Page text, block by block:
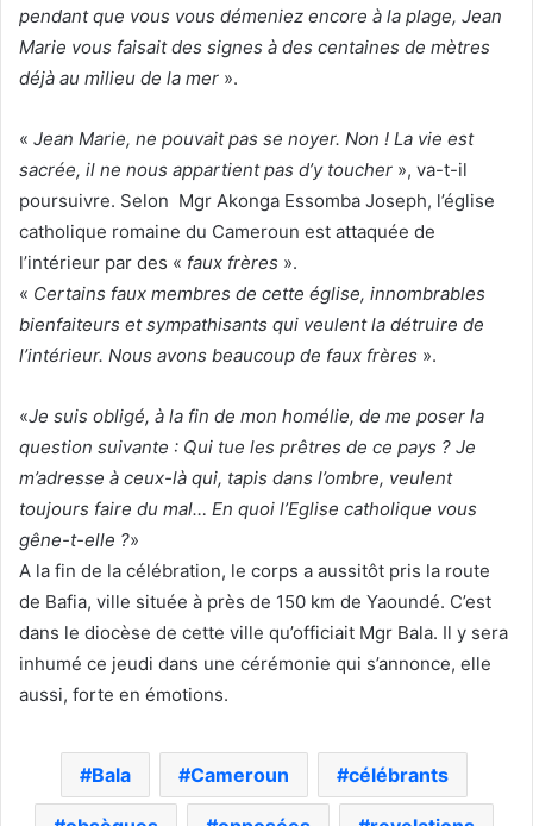
pendant que vous vous démeniez encore à la plage, Jean
Marie vous faisait des signes à des centaines de mètres
déjà au milieu de la mer ».
« Jean Marie, ne pouvait pas se noyer. Non ! La vie est
sacrée, il ne nous appartient pas d’y toucher », va-t-il
poursuivre. Selon Mgr Akonga Essomba Joseph, l’église
catholique romaine du Cameroun est attaquée de
l’intérieur par des « faux frères ».
« Certains faux membres de cette église, innombrables
bienfaiteurs et sympathisants qui veulent la détruire de
l’intérieur. Nous avons beaucoup de faux frères ».
«Je suis obligé, à la fin de mon homélie, de me poser la
question suivante : Qui tue les prêtres de ce pays ? Je
m’adresse à ceux-là qui, tapis dans l’ombre, veulent
toujours faire du mal… En quoi l’Eglise catholique vous
gêne-t-elle ?»
A la fin de la célébration, le corps a aussitôt pris la route
de Bafia, ville située à près de 150 km de Yaoundé. C’est
dans le diocèse de cette ville qu’officiait Mgr Bala. Il y sera
inhumé ce jeudi dans une cérémonie qui s’annonce, elle
aussi, forte en émotions.
Bala Cameroun célébrants